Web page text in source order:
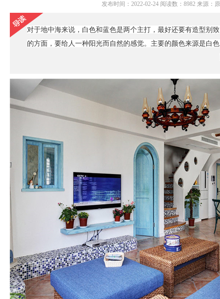
发布时间：2022-02-24 阅读数：8982 来源
对于地中海来说，白色和蓝色是两个主打，最好还要有造型别
的方面，要给人一种阳光而自然的感觉。主要的颜色来源是白